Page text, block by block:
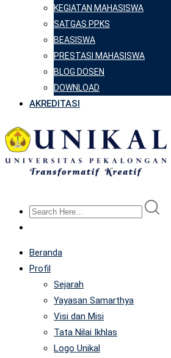
KEGIATAN MAHASISWA
SATGAS PPKS
BEASISWA
PRESTASI MAHASISWA
BLOG DOSEN
DOWNLOAD
AKREDITASI
Beranda
Profil
Sejarah
Yayasan Samarthya
Visi dan Misi
Tata Nilai Ikhlas
Logo Unikal